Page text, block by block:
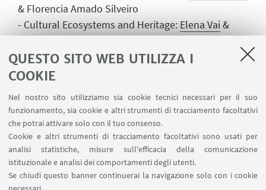
QUESTO SITO WEB UTILIZZA I
COOKIE
Nel nostro sito utilizziamo sia cookie tecnici necessari per il suo
funzionamento, sia cookie e altri strumenti di tracciamento facoltativi
che potrai attivare solo con il tuo consenso.
Cookie e altri strumenti di tracciamento facoltativi sono usati per
analisi statistiche, misure sull'efficacia della comunicazione
istituzionale e analisi dei comportamenti degli utenti.
Se chiudi questo banner continuerai la navigazione solo con i cookie
& Florencia Amado Silveiro
- Cultural Ecosystems and Heritage: Elena Vai&
- Responsible Innovation and Gender: Valentina
Gianfrate
Becerra &Laura Succini
- This event is supported by prestigious
institutional partners:
- Ministero dell’Università e della Ricerca (Italy)
- European Union - NextGenerationEU